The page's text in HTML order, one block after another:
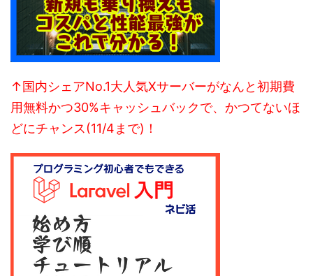
↑国内シェアNo.1大人気Xサーバーがなんと初期費
用無料かつ30%キャッシュバックで、かつてないほ
どにチャンス(11/4まで)！